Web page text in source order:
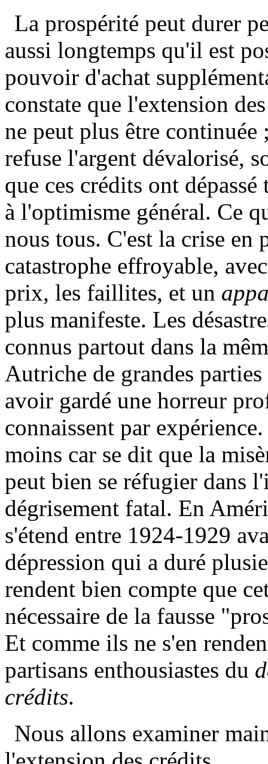
La prospérité peut durer
aussi longtemps qu'il est
pouvoir d'achat
constate que l'extension
ne peut plus être
refuse l'argent dévalorisé,
que ces crédits ont
à l'optimisme général. Ce
nous tous. C'est la crise en
catastrophe effroyable,
prix, les faillites, et un
plus manifeste. Les
connus partout dans la
Autriche de grandes
avoir gardé une horreur
connaissent par
moins car se dit que la
peut bien se réfugier dans
dégrisement fatal. En
s'étend entre 1924-1929
dépression qui a duré
rendent bien compte que
nécessaire de la fausse
Et comme ils ne s'en
partisans enthousiastes du
crédits.
Nous allons examiner